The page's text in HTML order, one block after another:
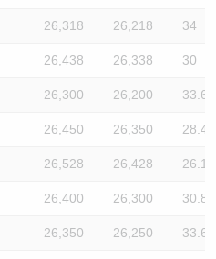
26,318 26,218 34
26,438 26,338 30
26,300 26,200 33.6
26,450 26,350 28.4
26,528 26,428 26.1
26,400 26,300 30.8
26,350 26,250 33.6